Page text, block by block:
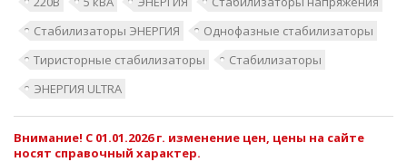
Стабилизаторы ЭНЕРГИЯ
Однофазные стабилизаторы
Тиристорные стабилизаторы
Стабилизаторы
ЭНЕРГИЯ ULTRA
Внимание! С 01.01.2026 г. изменение цен, цены на сайте
носят справочный характер.